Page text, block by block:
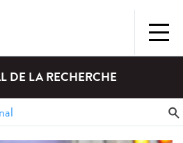
DE LA RECHERCHE